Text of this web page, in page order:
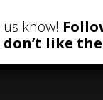
know!
like